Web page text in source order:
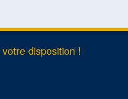
disposition !